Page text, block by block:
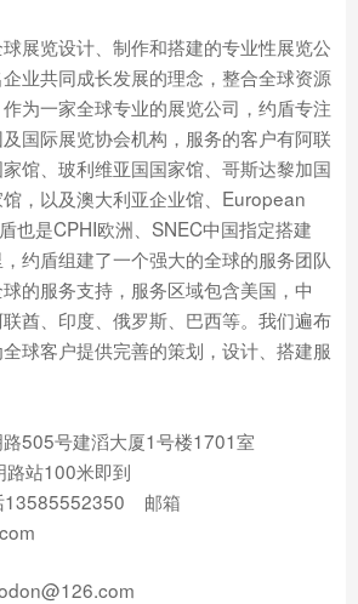
展览设计、制作和搭建的专业性展览公
业共同成长发展的理念，整合全球资源
为一家全球专业的展览公司，约盾专注
国际展览协会机构，服务的客户有阿联
馆、玻利维亚国国家馆、哥斯达黎加国
，以及澳大利亚企业馆、European
也是CPHI欧洲、SNEC中国指定搭建
约盾组建了一个强大的全球的服务团队
的服务支持，服务区域包含美国，中
酋、印度、俄罗斯、巴西等。我们遍布
球客户提供完善的策划，设计、搭建服
505号建滔大厦1号楼1701室
路站100米即到
13585552350 邮箱